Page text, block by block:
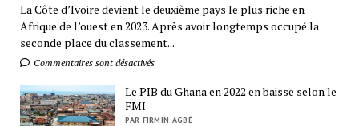
La Côte d’Ivoire devient le deuxième pays le plus riche en
Afrique de l’ouest en 2023. Après avoir longtemps occupé la
seconde place du classement...
Commentaires sont désactivés
Le PIB du Ghana en 2022 en baisse selon le
FMI
PAR FIRMIN AGBÉ